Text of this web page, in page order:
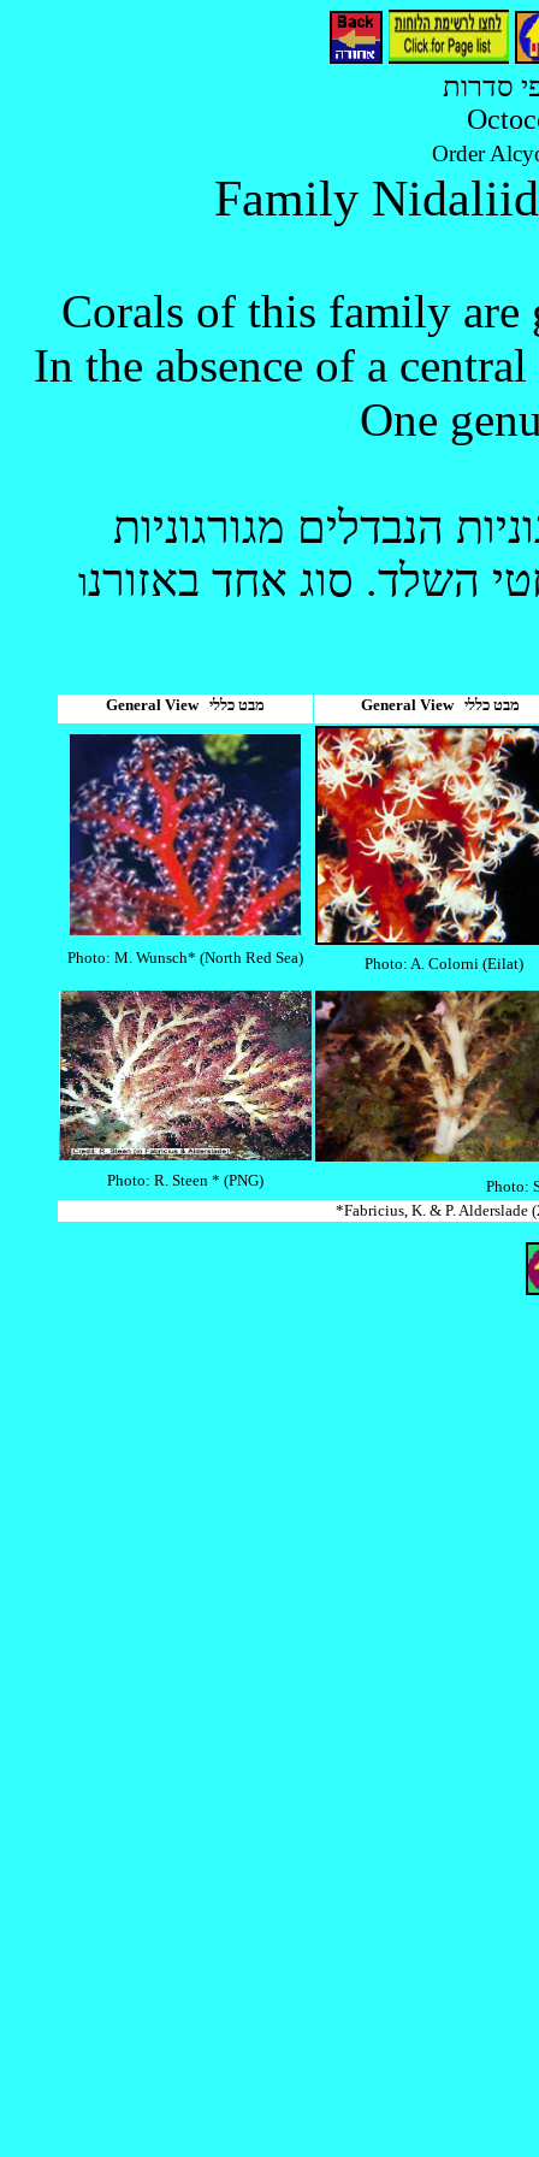
סדרות
Order
Corals of this family are
In the absence of a central
One
הנבדלים מגורגוניות
השלד. סוג אחד באזורנו
General View מבט כללי General View מבט כללי
Photo: M. Wunsch* (North Red Sea) Photo: A. Colorni (Eilat)
Photo: R. Steen * (PNG)
Photo:
*Fabricius, K. & P. Alderslade